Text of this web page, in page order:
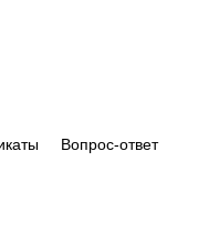
Вопрос-ответ